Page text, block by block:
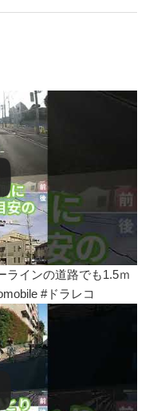
ラインの道路でも1.5ｍ
#ドラレコ